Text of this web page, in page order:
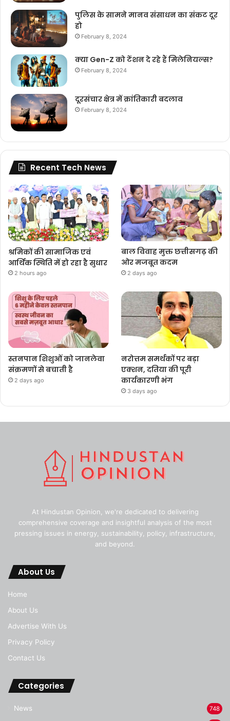
पुलिस के सामने मानव संसाधन का संकट दूर
हो
February 8, 2024
क्या Gen-Z को टेंशन दे रहे हैं मिलेनियल्स?
February 8, 2024
दूरसंचार क्षेत्र में क्रांतिकारी बदलाव
February 8, 2024
Recent Tech News
श्रमिकों की सामाजिक एवं
आर्थिक स्थिति में हो रहा है सुधार
2 hours ago
बाल विवाह मुक्त छत्तीसगढ़ की
ओर मजबूत कदम
2 days ago
स्तनपान शिशुओं को जानलेवा
संक्रमणों से बचाती है
2 days ago
नरोत्तम समर्थकों पर बड़ा
एक्शन, दतिया की पूरी
कार्यकारणी भंग
3 days ago
At Hindustan Opinion, we're dedicated to delivering
comprehensive coverage and insightful analysis of the most
pressing issues in energy, sustainability, policy, infrastructure,
and beyond.
About Us
Home
About Us
Advertise With Us
Privacy Policy
Contact Us
Categories
News 748